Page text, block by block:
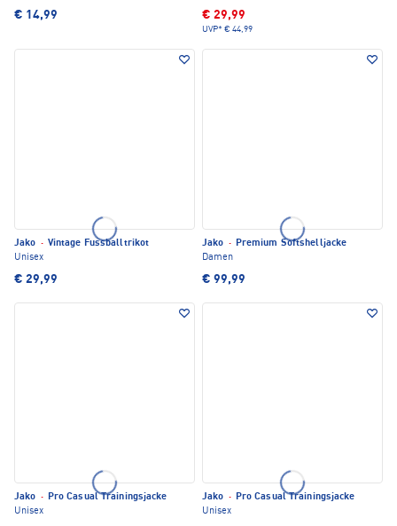
€ 14,99 € 29,99
UVP* € 44,99
Jako · Vintage Fussballtrikot
Unisex
€ 29,99
Jako · Premium Softshelljacke
Damen
€ 99,99
Jako · Pro Casual Trainingsjacke
Unisex
Jako · Pro Casual Trainingsjacke
Unisex